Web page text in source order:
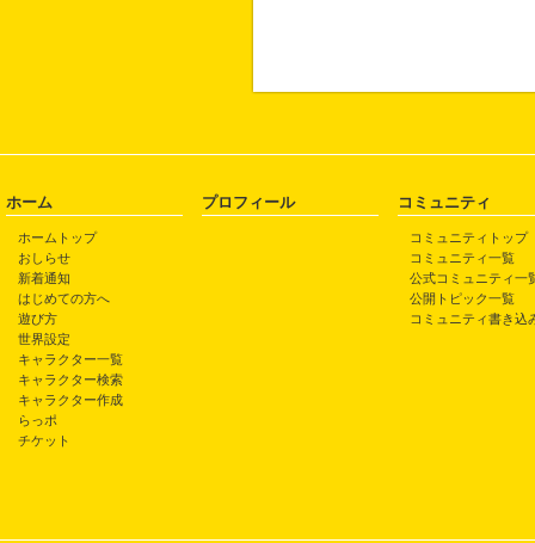
ホーム
ホームトップ
おしらせ
新着通知
はじめての方へ
遊び方
世界設定
キャラクター一覧
キャラクター検索
キャラクター作成
らっポ
チケット
プロフィール コミュニティ
コミュニティトップ
コミュニティ一覧
公式コミュニティ一
公開トピック一覧
コミュニティ書き込